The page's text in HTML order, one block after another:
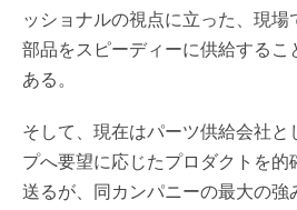
ッショナルの視点に立った、現場
部品をスピーディーに供給するこ
ある。
そして、現在はパーツ供給会社と
プへ要望に応じたプロダクトを的
送るが、同カンパニーの最大の強